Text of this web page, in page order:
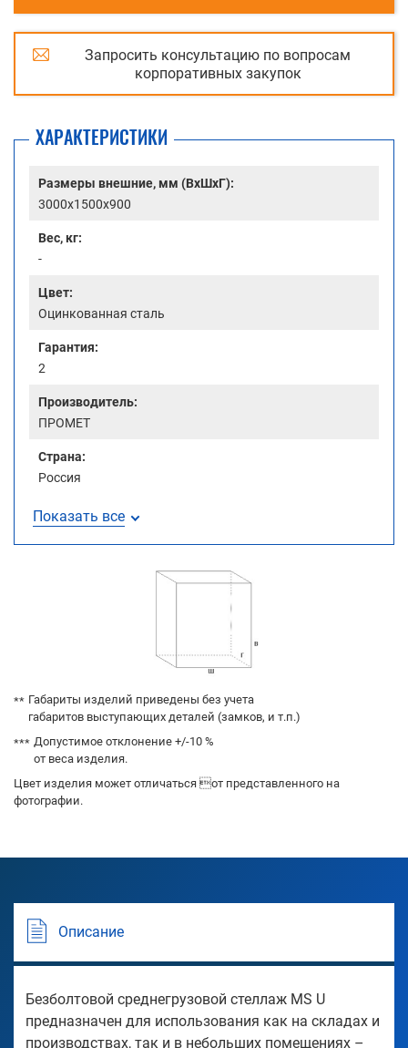
Запросить консультацию по вопросам
корпоративных закупок
ХАРАКТЕРИСТИКИ
Размеры внешние, мм (ВхШхГ):
3000x1500x900
Вес, кг:
-
Цвет:
Оцинкованная сталь
Гарантия:
2
Производитель:
ПРОМЕТ
Страна:
Россия
Показать все
Габариты изделий приведены без учета
габаритов выступающих деталей (замков, и т.п.)
Допустимое отклонение +/-10 %
от веса изделия.
Цвет изделия может отличаться от представленного на
фотографии.
Описание
Безболтовой среднегрузовой стеллаж MS U
предназначен для использования как на складах и
производствах, так и в небольших помещениях –